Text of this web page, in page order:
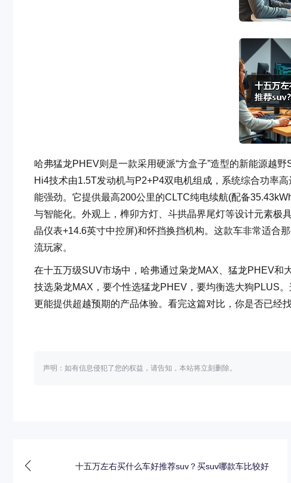
哈弗猛龙PHEV则是一款采用硬派“方盒子”造型的新能源越
Hi4技术由1.5T发动机与P2+P4双电机组成，系统综合功率
能强劲。它提供最高200公里的CLTC纯电续航(配备
与智能化。外观上，榫卯方灯、斗拱晶界尾灯等设计元素极
晶仪表+14.6英寸中控屏)和怀挡换挡机构。这款车非常适合
流玩家。
在十五万级SUV市场中，哈弗通过枭龙MAX、猛龙PHEV和
技选枭龙MAX，要个性选猛龙PHEV，要均衡选大狗PLUS
更能提供超越预期的产品体验。看完这篇对比，你是否已经
声明：如有信息侵犯了您的权益，请告知，本站将立刻删除。
十五万左右买什么车好推荐suv？买suv哪款车比较好